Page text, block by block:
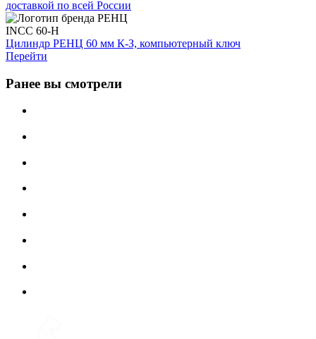
INCC 60-H
Цилиндр РЕНЦ 60 мм К-З, компьютерный ключ
Перейти
Ранее вы смотрели